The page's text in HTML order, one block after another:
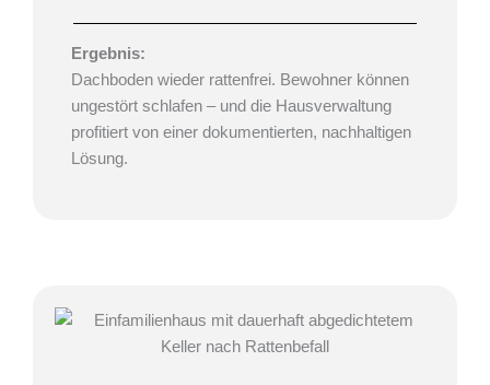
Ergebnis:
Dachboden wieder rattenfrei. Bewohner können
ungestört schlafen – und die Hausverwaltung
profitiert von einer dokumentierten, nachhaltigen
Lösung.